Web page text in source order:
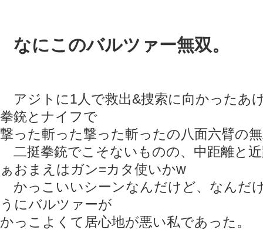
なにこのバルツァー無双。
アジトに1人で救出&捜索に向かったあ
拳銃とナイフで
撃った斬った撃った斬ったの八面六臂の
二挺拳銃でこそないものの、中距離と
ぁおまえはガン=カタ使いかw
かっこいいシーンなんだけど、なん
うにバルツァーが
かっこよくて居心地が悪い私であった。